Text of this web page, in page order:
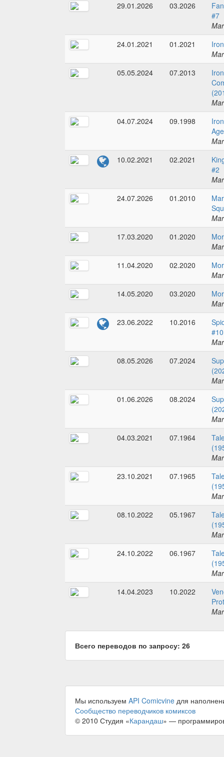
29.01.2026
03.2026
#7
24.01.2021
01.2021
05.05.2024
07.2013
04.07.2024
09.1998
10.02.2021
02.2021
#2
24.07.2026
01.2010
17.03.2020
01.2020
11.04.2020
02.2020
14.05.2020
03.2020
23.06.2022
10.2016
#10
08.05.2026
07.2024
01.06.2026
08.2024
04.03.2021
07.1964
23.10.2021
07.1965
08.10.2022
05.1967
24.10.2022
06.1967
14.04.2023
10.2022
Всего переводов по запросу: 26
Мы используем API Comicvine для
Сообщество переводчиков комиксов
© 2010 Студия «Карандаш» —